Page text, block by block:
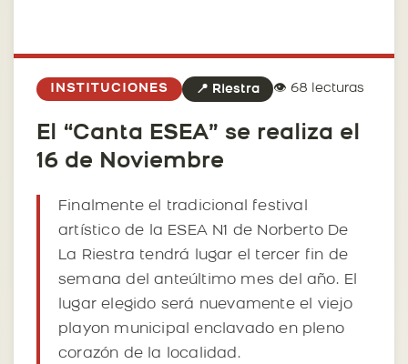
INSTITUCIONES 📍 Riestra 👁️ 68 lecturas
El “Canta ESEA” se realiza el
16 de Noviembre
Finalmente el tradicional festival
artístico de la ESEA N1 de Norberto De
La Riestra tendrá lugar el tercer fin de
semana del anteúltimo mes del año. El
lugar elegido será nuevamente el viejo
playon municipal enclavado en pleno
corazón de la localidad.